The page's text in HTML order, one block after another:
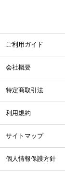
ご利用ガイド
会社概要
特定商取引法
利用規約
サイトマップ
個人情報保護方針